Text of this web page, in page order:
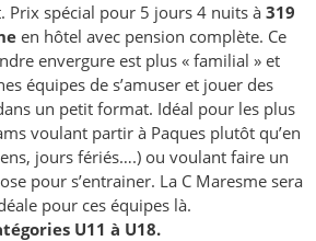
Prix spécial pour 5 jours 4 nuits à 319
en hôtel avec pension complète. Ce
envergure est plus « familial » et
équipes de s’amuser et jouer des
un petit format. Idéal pour les plus
voulant partir à Paques plutôt qu’en
jours fériés….) ou voulant faire un
pour s’entrainer. La C Maresme sera
pour ces équipes là.
U11 à U18.